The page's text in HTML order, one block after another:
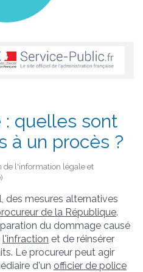
quelles sont
à un procès ?
de l'information légale et
des mesures alternatives
de la République.
du dommage causé
l'infraction et de réinsérer
Le procureur peut agir
d'un officier de police